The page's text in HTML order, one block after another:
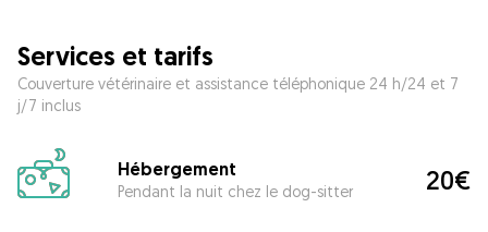
Services et tarifs
Couverture vétérinaire et assistance téléphonique 24 h/24 et 7
j/7 inclus
Hébergement
Pendant la nuit chez le dog-sitter 20€